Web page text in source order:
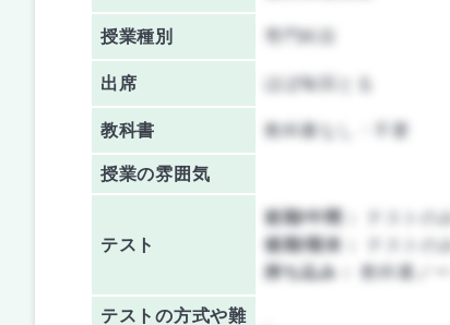
授業種別 専門科目
出席 ほぼ毎回とる
教科書 教科書なし・不要
授業の雰囲気
テスト
前期/中間：
テストのみ
後期/期末：
テストのみ
持ち込み：
教科書ノ
テストの方式や難